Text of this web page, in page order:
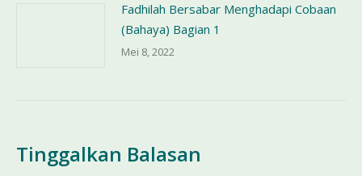
Fadhilah Bersabar Menghadapi Cobaan
(Bahaya) Bagian 1
Mei 8, 2022
Tinggalkan Balasan